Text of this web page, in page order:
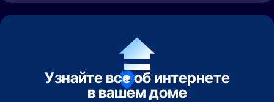
Узнайте все об интернете
в вашем доме